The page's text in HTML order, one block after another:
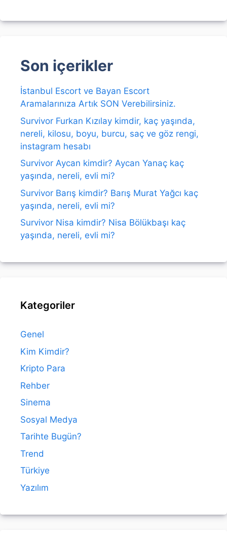
Son içerikler
İstanbul Escort ve Bayan Escort
Aramalarınıza Artık SON Verebilirsiniz.
Survivor Furkan Kızılay kimdir, kaç yaşında,
nereli, kilosu, boyu, burcu, saç ve göz rengi,
instagram hesabı
Survivor Aycan kimdir? Aycan Yanaç kaç
yaşında, nereli, evli mi?
Survivor Barış kimdir? Barış Murat Yağcı kaç
yaşında, nereli, evli mi?
Survivor Nisa kimdir? Nisa Bölükbaşı kaç
yaşında, nereli, evli mi?
Kategoriler
Genel
Kim Kimdir?
Kripto Para
Rehber
Sinema
Sosyal Medya
Tarihte Bugün?
Trend
Türkiye
Yazılım